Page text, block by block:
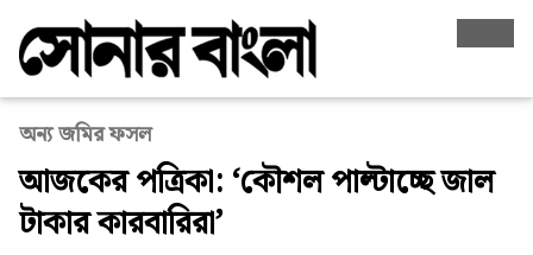
অন্য জমির ফসল
আজকের পত্রিকা: ‘কৌশল পাল্টাচ্ছে জাল
টাকার কারবারিরা’